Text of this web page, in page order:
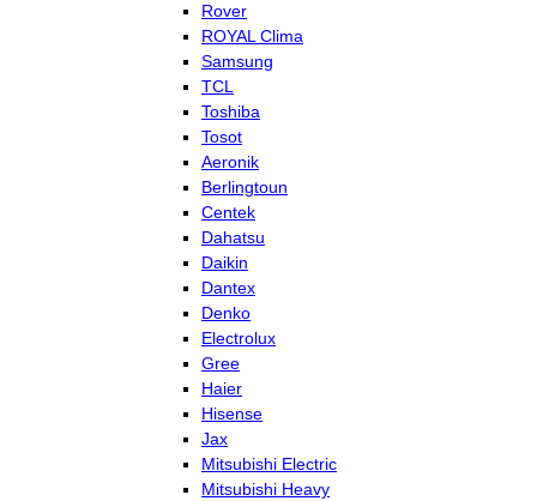
Rover
ROYAL Clima
Samsung
TCL
Toshiba
Tosot
Aeronik
Berlingtoun
Centek
Dahatsu
Daikin
Dantex
Denko
Electrolux
Gree
Haier
Hisense
Jax
Mitsubishi Electric
Mitsubishi Heavy